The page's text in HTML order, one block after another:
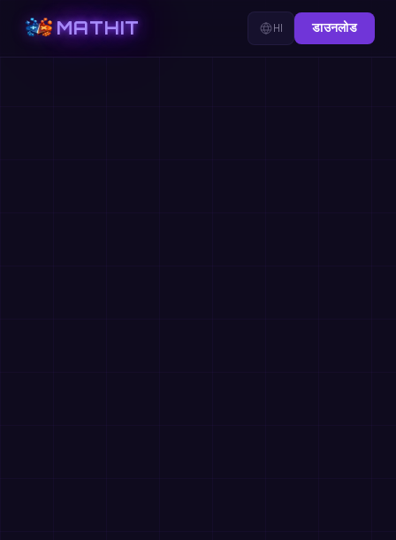
MATHIT HI डाउनलोड